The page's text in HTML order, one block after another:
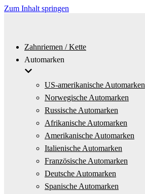
Zum Inhalt springen
Zahnriemen / Kette
Automarken
US-amerikanische Automarken
Norwegische Automarken
Russische Automarken
Afrikanische Automarken
Amerikanische Automarken
Italienische Automarken
Französische Automarken
Deutsche Automarken
Spanische Automarken